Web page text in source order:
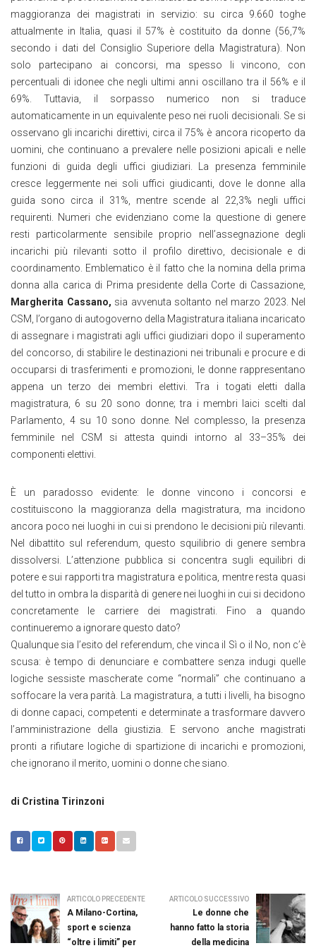
maggioranza dei magistrati in servizio: su circa 9.660 toghe
attualmente in Italia, quasi il 57% è costituito da donne (56,7%
secondo i dati del Consiglio Superiore della Magistratura). Non
solo partecipano ai concorsi, ma spesso li vincono, con
percentuali di idonee che negli ultimi anni oscillano tra il 56% e il
69%. Tuttavia, il sorpasso numerico non si traduce
automaticamente in un equivalente peso nei ruoli decisionali. Se si
osservano gli incarichi direttivi, circa il 75% è ancora ricoperto da
uomini, che continuano a prevalere nelle posizioni apicali e nelle
funzioni di guida degli uffici giudiziari. La presenza femminile
cresce leggermente nei soli uffici giudicanti, dove le donne alla
guida sono circa il 31%, mentre scende al 22,3% negli uffici
requirenti. Numeri che evidenziano come la questione di genere
resti particolarmente sensibile proprio nell’assegnazione degli
incarichi più rilevanti sotto il profilo direttivo, decisionale e di
coordinamento. Emblematico è il fatto che la nomina della prima
donna alla carica di Prima presidente della Corte di Cassazione,
Margherita Cassano, sia avvenuta soltanto nel marzo 2023. Nel
CSM, l’organo di autogoverno della Magistratura italiana incaricato
di assegnare i magistrati agli uffici giudiziari dopo il superamento
del concorso, di stabilire le destinazioni nei tribunali e procure e di
occuparsi di trasferimenti e promozioni, le donne rappresentano
appena un terzo dei membri elettivi. Tra i togati eletti dalla
magistratura, 6 su 20 sono donne; tra i membri laici scelti dal
Parlamento, 4 su 10 sono donne. Nel complesso, la presenza
femminile nel CSM si attesta quindi intorno al 33–35% dei
componenti elettivi.
È un paradosso evidente: le donne vincono i concorsi e
costituiscono la maggioranza della magistratura, ma incidono
ancora poco nei luoghi in cui si prendono le decisioni più rilevanti.
Nel dibattito sul referendum, questo squilibrio di genere sembra
dissolversi. L’attenzione pubblica si concentra sugli equilibri di
potere e sui rapporti tra magistratura e politica, mentre resta quasi
del tutto in ombra la disparità di genere nei luoghi in cui si decidono
concretamente le carriere dei magistrati. Fino a quando
continueremo a ignorare questo dato?
Qualunque sia l’esito del referendum, che vinca il Sì o il No, non c’è
scusa: è tempo di denunciare e combattere senza indugi quelle
logiche sessiste mascherate come “normali” che continuano a
soffocare la vera parità. La magistratura, a tutti i livelli, ha bisogno
di donne capaci, competenti e determinate a trasformare davvero
l’amministrazione della giustizia. E servono anche magistrati
pronti a rifiutare logiche di spartizione di incarichi e promozioni,
che ignorano il merito, uomini o donne che siano.
di Cristina Tirinzoni
ARTICOLO PRECEDENTE
A Milano-Cortina,
sport e scienza
“oltre i limiti” per
ARTICOLO SUCCESSIVO
Le donne che
hanno fatto la storia
della medicina